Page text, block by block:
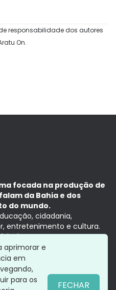
responsabilidade dos autores
On.
focada na produção de
da Bahia e dos
do mundo.
cidadania,
entretenimento e cultura.
é no tempo presente,
Aratu.
aprimorar e
em
para os
FECHAR